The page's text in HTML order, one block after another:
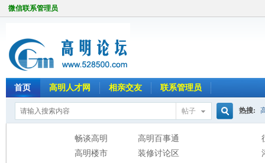
微信联系管理员
首页 高明人才网 相亲交友 联系管理员
帖子 热搜:
畅谈高明
高明百事通
高明楼市
装修讨论区